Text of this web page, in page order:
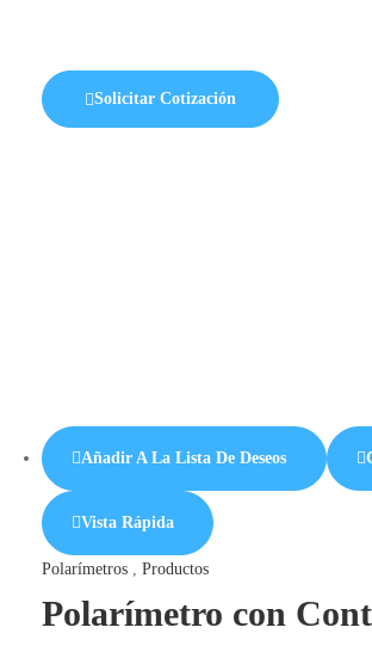
Solicitar Cotización
Añadir A La Lista De Deseos
Vista Rápida
Polarímetros, Productos
Polarímetro con